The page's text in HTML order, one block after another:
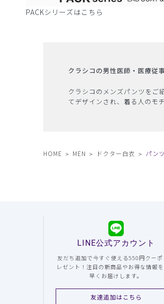
クラシコの男性医師・医療従
クラシコのメンズパンツをご
てデザインされ、着る人のモ
PACKシリーズはこちら
HOME MEN ドクター白衣 パンツ
LINE公式アカウント
友だち追加で今すぐ使える550円クーポ
レゼント！注目の新商品やお得な情報
早くお届けします。
友達追加はこちら